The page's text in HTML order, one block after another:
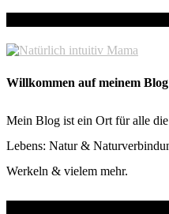
Willkommen auf meinem
Mein Blog ist ein Ort für alle
Lebens: Natur &
Werkeln & vielem mehr.